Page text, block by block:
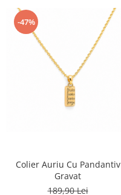
-47%
Colier Auriu Cu Pandantiv
Gravat
189,90 Lei